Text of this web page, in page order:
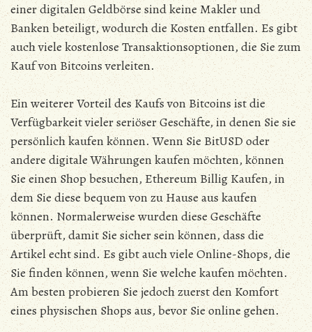
einer digitalen Geldbörse sind keine Makler und
Banken beteiligt, wodurch die Kosten entfallen. Es gibt
auch viele kostenlose Transaktionsoptionen, die Sie zum
Kauf von Bitcoins verleiten.
Ein weiterer Vorteil des Kaufs von Bitcoins ist die
Verfügbarkeit vieler seriöser Geschäfte, in denen Sie sie
persönlich kaufen können. Wenn Sie BitUSD oder
andere digitale Währungen kaufen möchten, können
Sie einen Shop besuchen, Ethereum Billig Kaufen, in
dem Sie diese bequem von zu Hause aus kaufen
können. Normalerweise wurden diese Geschäfte
überprüft, damit Sie sicher sein können, dass die
Artikel echt sind. Es gibt auch viele Online-Shops, die
Sie finden können, wenn Sie welche kaufen möchten.
Am besten probieren Sie jedoch zuerst den Komfort
eines physischen Shops aus, bevor Sie online gehen.